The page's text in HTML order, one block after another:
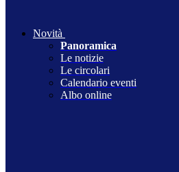
Novità
Panoramica
Le notizie
Le circolari
Calendario eventi
Albo online